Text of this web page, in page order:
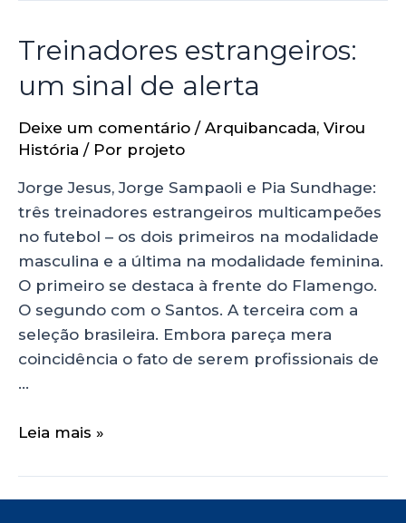
Treinadores estrangeiros:
um sinal de alerta
Deixe um comentário / Arquibancada, Virou
História / Por projeto
Jorge Jesus, Jorge Sampaoli e Pia Sundhage:
três treinadores estrangeiros multicampeões
no futebol – os dois primeiros na modalidade
masculina e a última na modalidade feminina.
O primeiro se destaca à frente do Flamengo.
O segundo com o Santos. A terceira com a
seleção brasileira. Embora pareça mera
coincidência o fato de serem profissionais de
…
Leia mais »